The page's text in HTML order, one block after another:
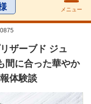
メニュー
ザーブド ジュ
間に合った華やか
体験談